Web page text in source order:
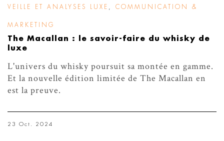
VEILLE ET ANALYSES LUXE COMMUNICATION &
MARKETING
The Macallan : le savoir-faire du whisky de
luxe
L'univers du whisky poursuit sa montée en gamme.
Et la nouvelle édition limitée de The Macallan en
est la preuve.
23 Oct. 2024